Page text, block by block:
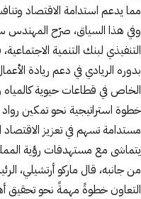
مما يدعم استدامة الاقتصاد
وفي هذا السياق، صرّح المهندس
التنفيذي لبنك التنمية
بدوره الريادي في دعم ريادة
الخاص في قطاعات حيوية كالمياه
خطوة استراتيجية نحو تمكين
مستدامة تسهم في تعزيز
يتماشى مع مستهدفات رؤية المملكة
من جانبه، قال ماركو أرتشيلي،
التعاون خطوةً مهمةً نحو تحقيق